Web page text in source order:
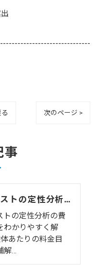
次のページ >
事
アスベストの定性分析の費用相場は？解体前に必要な総額と注意点を解説
トの定性分析の費
わかりやすく解
あたりの料金目
解…